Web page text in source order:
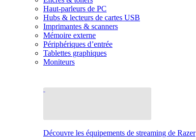
Haut-parleurs de PC
Hubs & lecteurs de cartes USB
Imprimantes & scanners
Mémoire externe
Périphériques d’entrée
Tablettes graphiques
Moniteurs
Découvre les équipements de streaming de Razer